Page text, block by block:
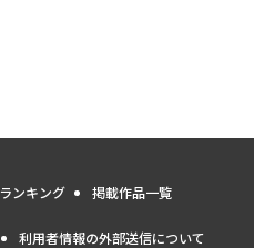
ランキング 掲載作品一覧
利用者情報の外部送信について